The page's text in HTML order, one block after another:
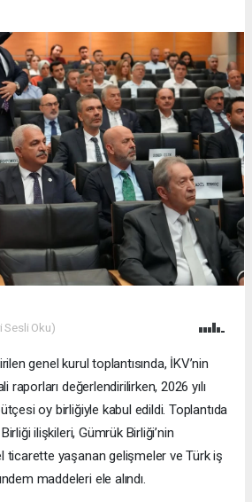
Sesli Oku)
genel kurul toplantısında, İKV’nin
raporları değerlendirilirken, 2026 yılı
oy birliğiyle kabul edildi. Toplantıda
ilişkileri, Gümrük Birliği’nin
ticarette yaşanan gelişmeler ve Türk iş
maddeleri ele alındı.